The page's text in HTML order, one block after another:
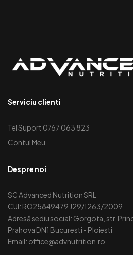
Serviciu clienti
Tel Suport 0767 063 823
Contul Meu
Despre noi
SC Advanced Nutrition SRL
CUI: RO25849479 J29/1263/2009
Adresă sediu social: Gorgota, str.
Prahova DN1 Bucuresti - Ploiesti
Email: office@advnutrition.ro